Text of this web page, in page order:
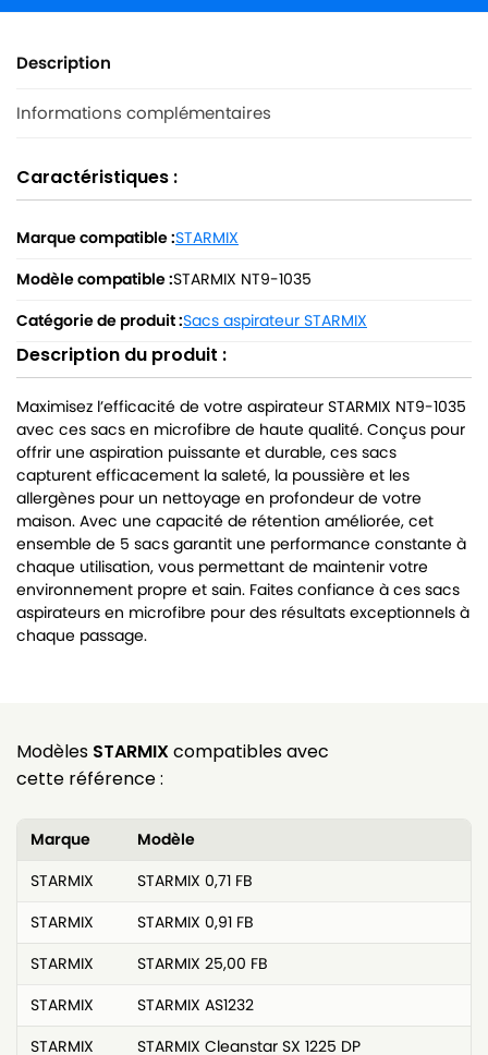
Description
Informations complémentaires
Caractéristiques :
Marque compatible :STARMIX
Modèle compatible :STARMIX NT9-1035
Catégorie de produit :Sacs aspirateur STARMIX
Description du produit :
Maximisez l’efficacité de votre aspirateur STARMIX NT9-1035
avec ces sacs en microfibre de haute qualité. Conçus pour
offrir une aspiration puissante et durable, ces sacs
capturent efficacement la saleté, la poussière et les
allergènes pour un nettoyage en profondeur de votre
maison. Avec une capacité de rétention améliorée, cet
ensemble de 5 sacs garantit une performance constante à
chaque utilisation, vous permettant de maintenir votre
environnement propre et sain. Faites confiance à ces sacs
aspirateurs en microfibre pour des résultats exceptionnels à
chaque passage.
Modèles STARMIXcompatibles avec
cette référence :
Marque
Modèle
STARMIX
STARMIX 0,71 FB
STARMIX
STARMIX 0,91 FB
STARMIX
STARMIX 25,00 FB
STARMIX
STARMIX AS1232
STARMIX
STARMIX Cleanstar SX 1225 DP